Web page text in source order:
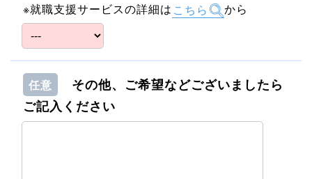
※就職支援サービスの詳細は こちら から
任意
その他、ご希望などございましたら
ご記入ください